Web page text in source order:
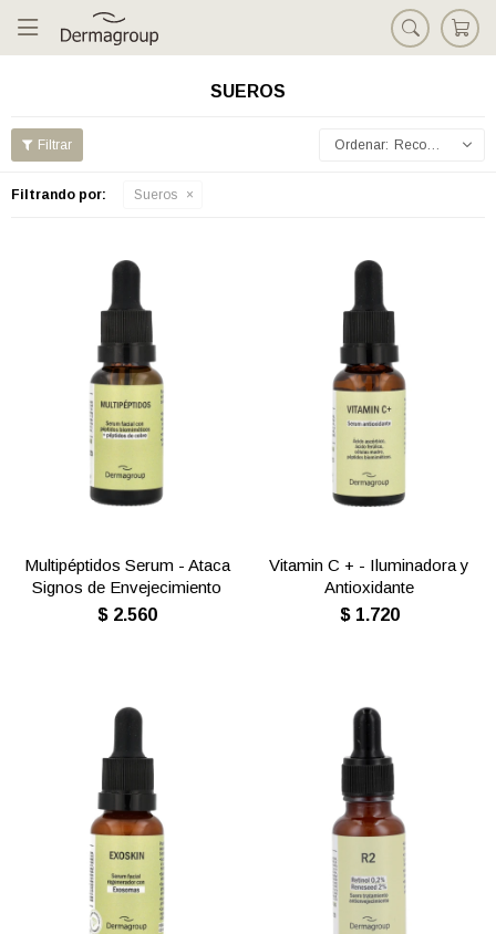

SUEROS
Recomendados
Filtrando por: Sueros
Multipéptidos Serum - Ataca
Signos de Envejecimiento
$ 2.560
Vitamin C + - Iluminadora y
Antioxidante
$ 1.720